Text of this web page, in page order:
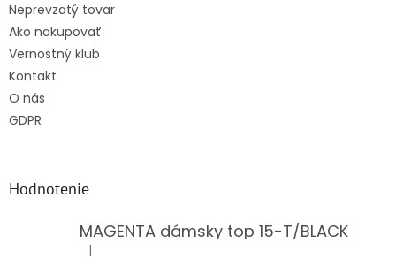
Neprevzatý tovar
Ako nakupovať
Vernostný klub
Kontakt
O nás
GDPR
Hodnotenie
MAGENTA dámsky top 15-T/BLACK
Hodnotenie produktu je 5 z 5 hviezdičiek.
|